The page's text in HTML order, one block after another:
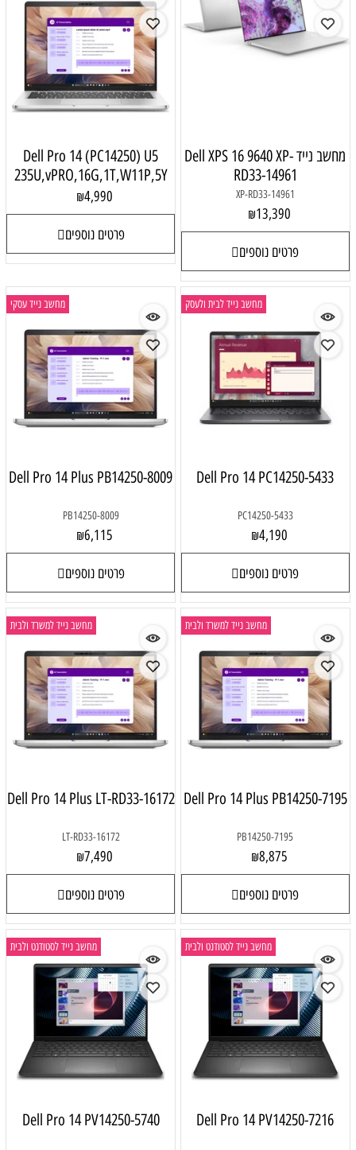
מחשב נייד Dell XPS 16 9640 XP-
RD33-14961
XP-RD33-14961
₪13,390
פרטים נוספים
Dell Pro 14 (PC14250) U5
235U,vPRO,16G,1T,W11P,5Y
₪4,990
פרטים נוספים
מחשב נייד לבית ולעסק
Dell Pro 14 PC14250-5433
PC14250-5433
₪4,190
פרטים נוספים
מחשב נייד עסקי
Dell Pro 14 Plus PB14250-8009
PB14250-8009
₪6,115
פרטים נוספים
מחשב נייד למשרד ולבית
Dell Pro 14 Plus PB14250-7195
PB14250-7195
₪8,875
פרטים נוספים
מחשב נייד למשרד ולבית
Dell Pro 14 Plus LT-RD33-16172
LT-RD33-16172
₪7,490
פרטים נוספים
מחשב נייד לסטודנט ולבית
Dell Pro 14 PV14250-7216
מחשב נייד לסטודנט ולבית
Dell Pro 14 PV14250-5740